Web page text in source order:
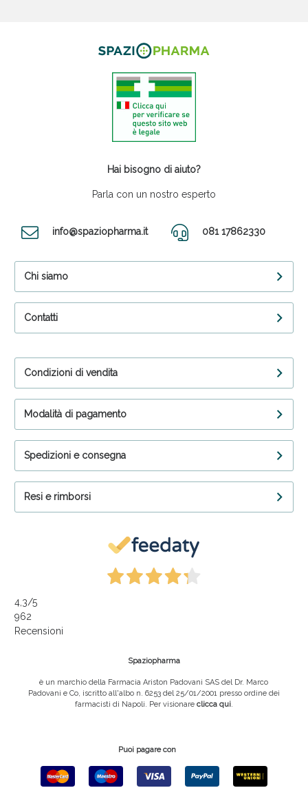
Hai bisogno di aiuto?
Parla con un nostro esperto
info@spaziopharma.it 081 17862330
Chi siamo
Contatti
Condizioni di vendita
Modalità di pagamento
Spedizioni e consegna
Resi e rimborsi
4,3/5
962
Recensioni
Spaziopharma
è un marchio della Farmacia Ariston Padovani SAS del Dr. Marco
Padovani e Co, iscritto all'albo n. 6253 del 25/01/2001 presso ordine dei
farmacisti di Napoli. Per visionare clicca qui.
Puoi pagare con